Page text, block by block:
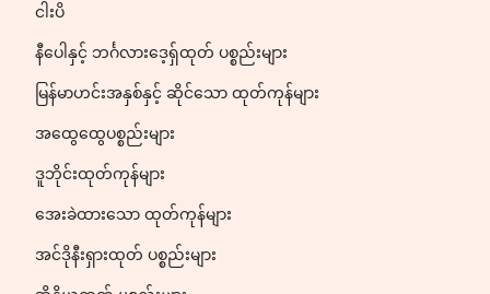
ငါးပိ
နီပေါနှင့် ဘင်္ဂလားဒေ့ရှ်ထုတ် ပစ္စည်းများ
မြန်မာဟင်းအနှစ်နှင့် ဆိုင်သော ထုတ်ကုန်များ
အထွေထွေပစ္စည်းများ
ဒူဘိုင်းထုတ်ကုန်များ
အေးခဲထားသော ထုတ်ကုန်များ
အင်ဒိုနီးရှားထုတ် ပစ္စည်းများ